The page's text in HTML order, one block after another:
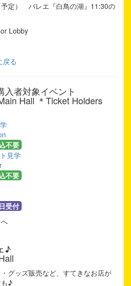
定） バレエ『白鳥の湖』11:30の
Lobby
戻る
入者対象イベント
Hall ＊Ticket Holders
不要
見学
不要
受付
へ
♪
グッズ販売など、すてきなお店が
♪